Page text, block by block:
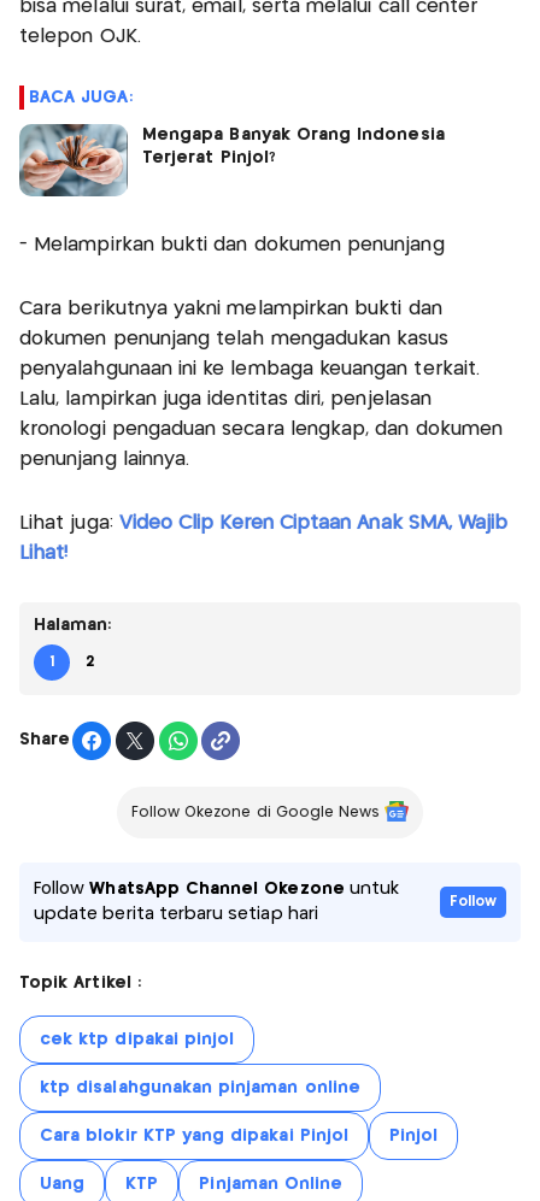
bisa melalui surat, email, serta melalui call center
telepon OJK.
BACA JUGA:
Mengapa Banyak Orang Indonesia
Terjerat Pinjol?
- Melampirkan bukti dan dokumen penunjang
Cara berikutnya yakni melampirkan bukti dan
dokumen penunjang telah mengadukan kasus
penyalahgunaan ini ke lembaga keuangan terkait.
Lalu, lampirkan juga identitas diri, penjelasan
kronologi pengaduan secara lengkap, dan dokumen
penunjang lainnya.
Lihat juga: Video Clip Keren Ciptaan Anak SMA, Wajib
Lihat!
Halaman:
1 2
Share
Follow Okezone di Google News
FollowWhatsApp Channel Okezone untuk
update berita terbaru setiap hari
Follow
Topik Artikel :
cek ktp dipakai pinjol
ktp disalahgunakan pinjaman online
Cara blokir KTP yang dipakai Pinjol Pinjol
Uang KTP Pinjaman Online